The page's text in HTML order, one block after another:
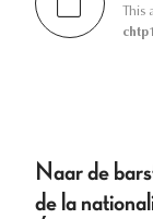
Naar de
de la